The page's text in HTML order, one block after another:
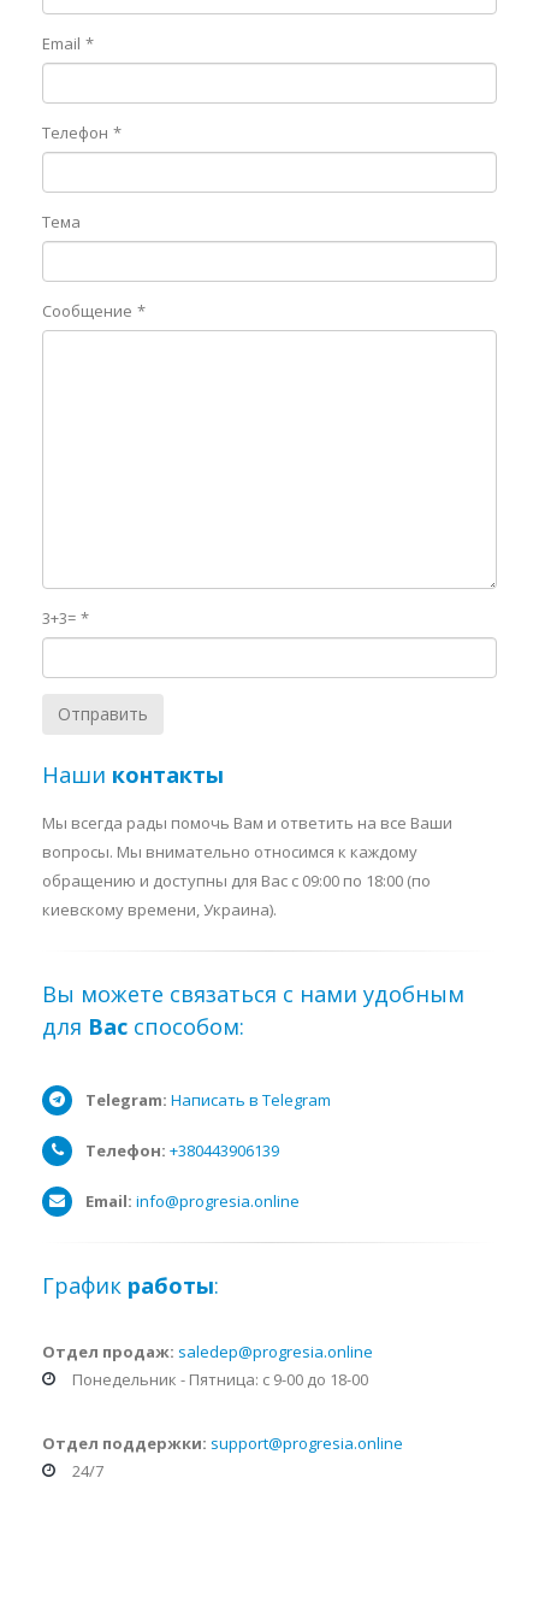
Email
Телефон
Тема
Сообщение
3+3=
Наши контакты
Мы всегда рады помочь Вам и ответить на все Ваши
вопросы. Мы внимательно относимся к каждому
обращению и доступны для Вас c 09:00 по 18:00 (по
киевскому времени, Украина).
Вы можете связаться с нами удобным
для Вас способом:
Telegram: Написать в Telegram
Телефон: +380443906139
Email: info@progresia.online
График работы:
Отдел продаж: saledep@progresia.online
Понедельник - Пятница: с 9-00 до 18-00
Отдел поддержки: support@progresia.online
24/7